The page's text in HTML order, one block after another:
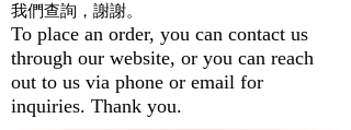
我們查詢， 謝謝。
To place an order, you can contact us
through our website, or you can reach
out to us via phone or email for
inquiries. Thank you.